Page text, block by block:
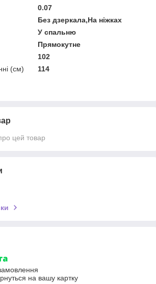
0.07
Без дзеркала,На ніжках
У спальню
Прямокутне
102
(см)
114
цей товар
на вашу картку